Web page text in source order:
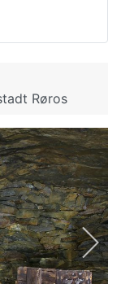
Røros